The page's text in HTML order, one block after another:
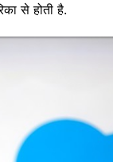
से होती है.